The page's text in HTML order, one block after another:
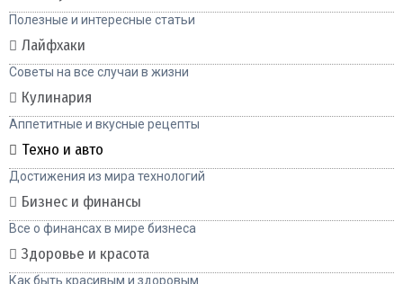
Полезные и интересные статьи
Лайфхаки
Советы на все случаи в жизни
Кулинария
Аппетитные и вкусные рецепты
Техно и авто
Достижения из мира технологий
Бизнес и финансы
Все о финансах в мире бизнеса
Здоровье и красота
Как быть красивым и здоровым